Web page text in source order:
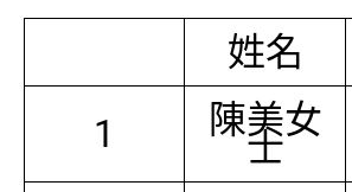
姓名
1
陳美女
士